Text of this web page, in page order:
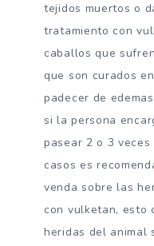
tejidos muertos o
tratamiento con
caballos que
que son curados
padecer de
si la persona
pasear 2 o 3
casos es
venda sobre las
con vulketan, esto
heridas del animal